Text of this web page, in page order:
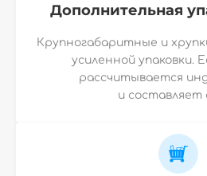
Дополнительная
Крупногабаритные и
усиленной упаковки.
рассчитывается
и составляет